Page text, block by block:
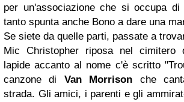
per un'associazione che si occupa di
tanto spunta anche Bono a dare una
Se siete da quelle parti, passate a
Mic Christopher riposa nel cimitero
lapide accanto al nome c'è scritto
canzone di Van Morrison che
strada. Gli amici, i parenti e gli